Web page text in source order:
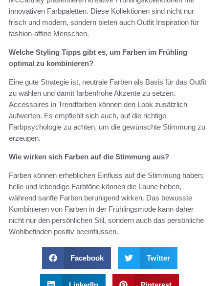
innovativen Farbpaletten. Diese Kollektionen sind nicht nur
frisch und modern, sondern bieten auch Outfit Inspiration für
fashion-affine Menschen.
Welche Styling Tipps gibt es, um Farben im Frühling
optimal zu kombinieren?
Eine gute Strategie ist, neutrale Farben als Basis für das Outfit
zu wählen und damit farbenfrohe Akzente zu setzen.
Accessoires in Trendfarben können den Look zusätzlich
aufwerten. Es empfiehlt sich auch, auf die richtige
Farbpsychologie zu achten, um die gewünschte Stimmung zu
erzeugen.
Wie wirken sich Farben auf die Stimmung aus?
Farben können erheblichen Einfluss auf die Stimmung haben;
helle und lebendige Farbtöne können die Laune heben,
während sanfte Farben beruhigend wirken. Das bewusste
Kombinieren von Farben in der Frühlingsmode kann daher
nicht nur den persönlichen Stil, sondern auch das persönliche
Wohlbefinden positiv beeinflussen.
Facebook Twitter